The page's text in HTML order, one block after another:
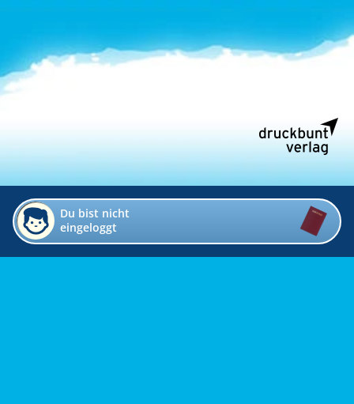
Du bist nicht
eingeloggt